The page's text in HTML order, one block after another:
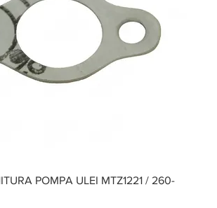
POMPA ULEI MTZ1221 / 260-